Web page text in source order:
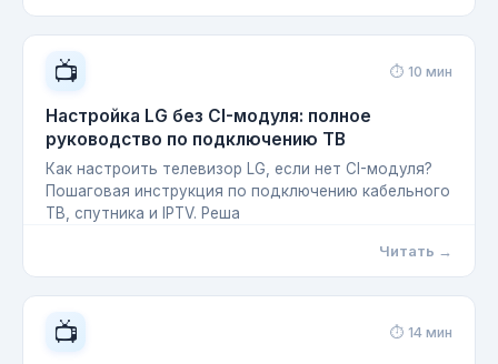
📺 ⏱ 10 мин
Настройка LG без CI-модуля: полное
руководство по подключению ТВ
Как настроить телевизор LG, если нет CI-модуля?
Пошаговая инструкция по подключению кабельного
ТВ, спутника и IPTV. Реша
Читать →
📺 ⏱ 14 мин